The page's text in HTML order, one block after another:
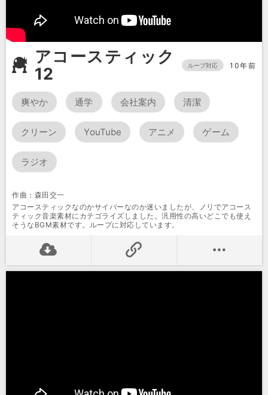
アコースティック
12
ループ対応 10年前
爽やか 通学 会社案内 清潔
クリーン YouTube アニメ ゲーム
ラジオ
作曲：森田交一
アコースティックなのかサイバーなのか迷いましたが、ノリでアコース
ティック音楽素材にカテゴライズしました。汎用性の高いどこでも使え
そうなBGM素材です。ループに対応しています。